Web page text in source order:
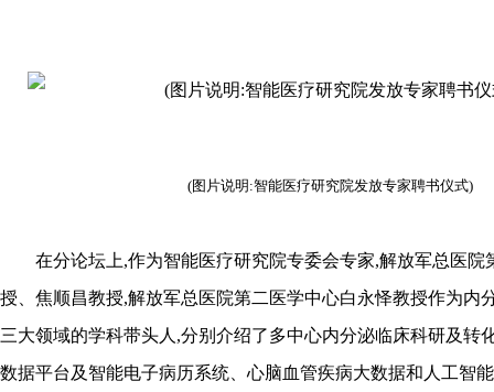
(图片说明:智能医疗研究院发放专家聘书仪式)
在分论坛上,作为智能医疗研究院专委会专家,解放军总医院
授、焦顺昌教授,解放军总医院第二医学中心白永怿教授作为内
三大领域的学科带头人,分别介绍了多中心内分泌临床科研及转
数据平台及智能电子病历系统、心脑血管疾病大数据和人工智